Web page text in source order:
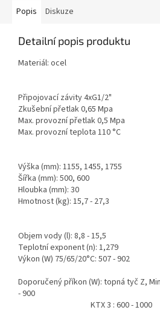
Popis Diskuze
Detailní popis produktu
Materiál: ocel
Připojovací závity 4xG1/2"
Zkušební přetlak 0,65 Mpa
Max. provozní přetlak 0,5 Mpa
Max. provozní teplota 110 °C
Výška (mm): 1155, 1455, 1755
Šířka (mm): 500, 600
Hloubka (mm): 30
Hmotnost (kg): 15,7 - 27,3
Objem vody (l): 8,8 - 15,5
Teplotní exponent (n): 1,279
Výkon (W) 75/65/20°C: 507 - 902
Doporučený příkon (W): topná tyč Z,
- 900
KTX 3 : 600 - 1000